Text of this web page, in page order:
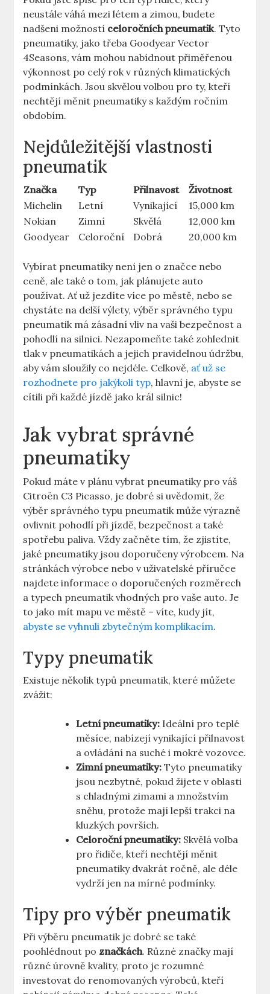
neustále váhá mezi létem a zimou, budete
nadšeni možností celoročních pneumatik. Tyto
pneumatiky, jako třeba Goodyear Vector
4Seasons, vám mohou nabídnout přiměřenou
výkonnost po celý rok v různých klimatických
podmínkách. Jsou skvělou volbou pro ty, kteří
nechtějí měnit pneumatiky s každým ročním
obdobím.
Nejdůležitější vlastnosti
pneumatik
Značka Typ Přilnavost
Životnost
Michelin
Letní Vynikající
15,000 km
Nokian
Zimní Skvělá
12,000 km
Goodyear
Celoroční Dobrá 20,000 km
Vybírat pneumatiky není jen o značce nebo
ceně, ale také o tom, jak plánujete auto
používat. Ať už jezdíte více po městě, nebo se
chystáte na delší výlety, výběr správného typu
pneumatik má zásadní vliv na vaši bezpečnost a
pohodlí na silnici. Nezapomeňte také zohlednit
tlak v pneumatikách a jejich pravidelnou údržbu,
aby vám sloužily co nejdéle. Celkově, ať už se
rozhodnete pro jakýkoli typ, hlavní je, abyste se
cítili při každé jízdě jako král silnic!
Jak vybrat správné
pneumatiky
Pokud máte v plánu vybrat pneumatiky pro váš
Citroën C3 Picasso, je dobré si uvědomit, že
výběr správného typu pneumatik může výrazně
ovlivnit pohodlí při jízdě, bezpečnost a také
spotřebu paliva. Vždy začněte tím, že zjistíte,
jaké pneumatiky jsou doporučeny výrobcem. Na
stránkách výrobce nebo v uživatelské příručce
najdete informace o doporučených rozměrech
a typech pneumatik vhodných pro vaše auto. Je
to jako mít mapu ve městě – víte, kudy jít,
abyste se vyhnuli zbytečným komplikacím.
Typy pneumatik
Existuje několik typů pneumatik, které můžete
zvážit:
Letní pneumatiky: Ideální pro teplé
měsíce, nabízejí vynikající přilnavost
a ovládání na suché i mokré vozovce.
Zimní pneumatiky: Tyto pneumatiky
jsou nezbytné, pokud žijete v oblasti
s chladnými zimami a množstvím
sněhu, protože mají lepší trakci na
kluzkých površích.
Celoroční pneumatiky: Skvělá volba
pro řidiče, kteří nechtějí měnit
pneumatiky dvakrát ročně, ale déle
vydrží jen na mírné podmínky.
Tipy pro výběr pneumatik
Při výběru pneumatik je dobré se také
poohlédnout po značkách. Různé značky mají
různé úrovně kvality, proto je rozumné
investovat do renomovaných výrobců, kteří